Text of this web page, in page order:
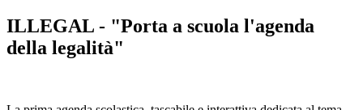
ILLEGAL - "Porta a scuola l'agenda
della legalità"